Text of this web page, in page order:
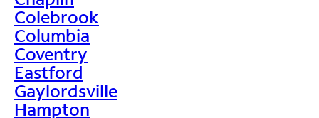
Colebrook
Columbia
Coventry
Eastford
Gaylordsville
Hampton